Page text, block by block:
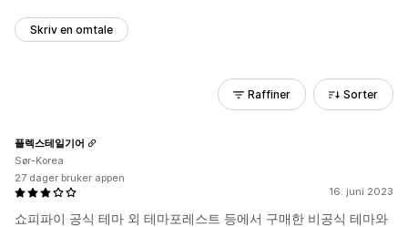
Skriv en omtale
Raffiner Sorter
16. juni 2023
쇼피파이 공식 테마 외 테마포레스트 등에서 구매한 비공식 테마와
플렉스테일기어
Sør-Korea
27 dager bruker appen